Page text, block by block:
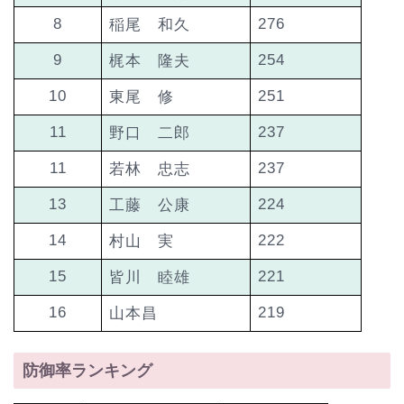
8 稲尾 和久 276
9 梶本 隆夫 254
10 東尾 修 251
11 野口 二郎 237
11 若林 忠志 237
13 工藤 公康 224
14 村山 実 222
15 皆川 睦雄 221
16 山本昌 219
防御率ランキング